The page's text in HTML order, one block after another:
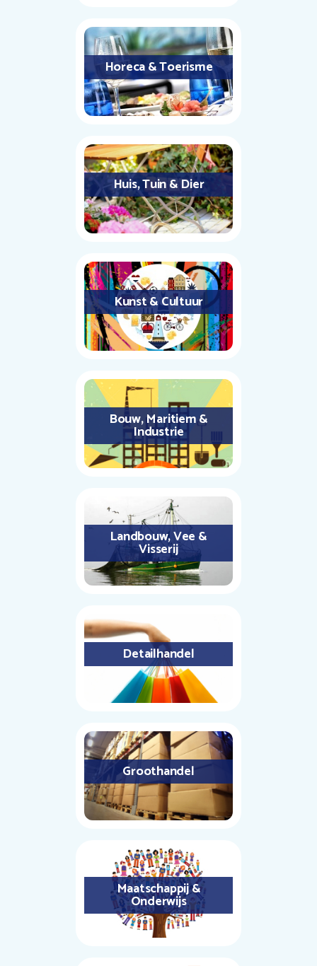
Horeca & Toerisme
Huis, Tuin & Dier
Kunst & Cultuur
Bouw, Maritiem &
Industrie
Landbouw, Vee &
Visserij
Detailhandel
Groothandel
Maatschappij &
Onderwijs